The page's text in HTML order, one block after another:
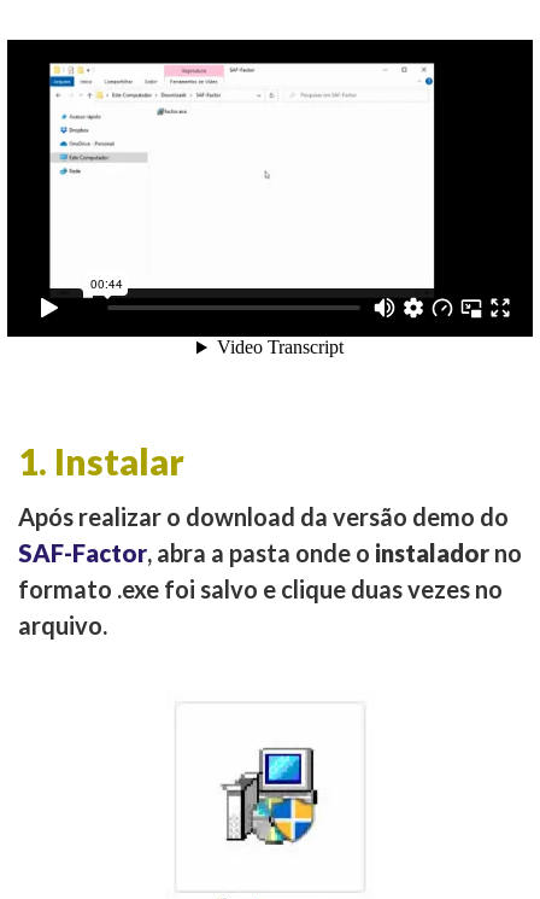
1. Instalar
Após realizar o download da versão demo do
SAF-Factor, abra a pasta onde o instalador no
formato .exe foi salvo e clique duas vezes no
arquivo.